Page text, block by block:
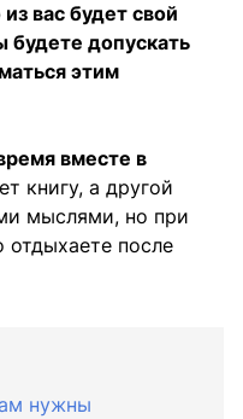
вас будет свой
будете допускать
этим
вместе в
книгу, а другой
мыслями, но при
отдыхаете после
нужны